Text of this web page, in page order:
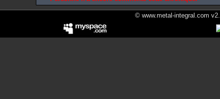
© www.metal-integral.com